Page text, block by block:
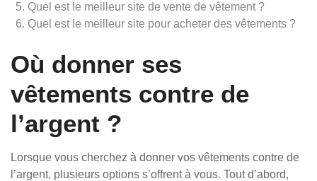
Quel est le meilleur site de vente de vêtement ?
Quel est le meilleur site pour acheter des vêtements ?
Où donner ses
vêtements contre de
l’argent ?
Lorsque vous cherchez à donner vos vêtements contre de
l’argent, plusieurs options s’offrent à vous. Tout d’abord,